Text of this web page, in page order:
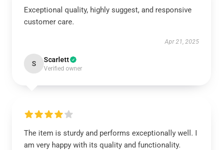
Exceptional quality, highly suggest, and responsive
customer care.
Apr 21, 2025
S Scarlett
Verified owner
The item is sturdy and performs exceptionally well. I
am very happy with its quality and functionality.